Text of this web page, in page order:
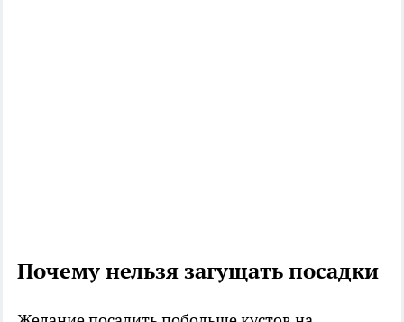
Почему нельзя загущать посадки